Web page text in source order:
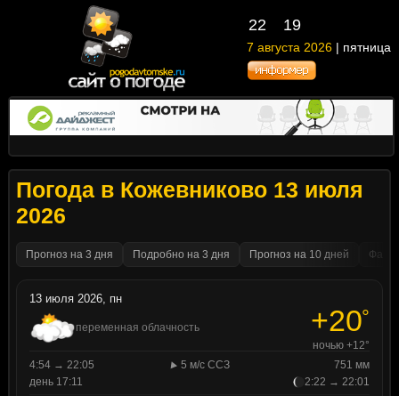
22 19
7 августа 2026 | пятница
Погода в Кожевниково 13 июля
2026
Прогноз на 3 дня Подробно на 3 дня Прогноз на 10 дней
13 июля 2026, пн
переменная облачность +20°
ночью +12°
4:54 → 22:05
5 м/с ССЗ
751 мм
день 17:11
2:22 → 22:01